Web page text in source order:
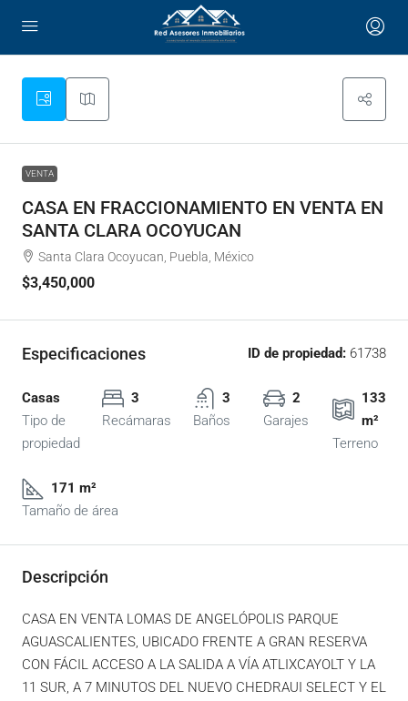
VENTA
CASA EN FRACCIONAMIENTO EN VENTA EN
SANTA CLARA OCOYUCAN
Santa Clara Ocoyucan, Puebla, México
$3,450,000
Especificaciones ID de propiedad: 61738
Casas
Tipo de
propiedad
3
Recámaras
3
Baños
2
Garajes
133
m²
Terreno
171 m²
Tamaño de área
Descripción
CASA EN VENTA LOMAS DE ANGELÓPOLIS PARQUE
AGUASCALIENTES, UBICADO FRENTE A GRAN RESERVA
CON FÁCIL ACCESO A LA SALIDA A VÍA ATLIXCAYOLT Y LA
11 SUR, A 7 MINUTOS DEL NUEVO CHEDRAUI SELECT Y EL